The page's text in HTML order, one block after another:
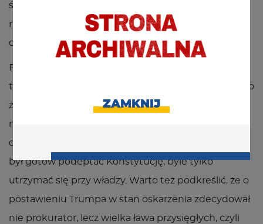
śmiertelne, kilkuset osobom postawiono zarzuty,
niektórzy już usłyszeli wyroki. Teraz do grona
oskarżonych dołączył Trump.
Prokuratura przekonuje, że były prezydent – wbrew
temu co mówi – doskonale wiedział, że nie doszło do
żadnych fałszerstw, że wybory przegrał uczciwie, że
nie ma prawa podważać ich wyniku i że to, czego
domagał się od Pence’a byłoby przestępstwem. Ale
był gotów podeptać Konstytucję, byle tylko
utrzymać się przy władzy. Warto też podkreślić, że o
postawieniu Trumpa w stan oskarżenia zdecydował
nie prokurator, lecz wielka ława przysięgłych, czyli
ZAMKNIJ